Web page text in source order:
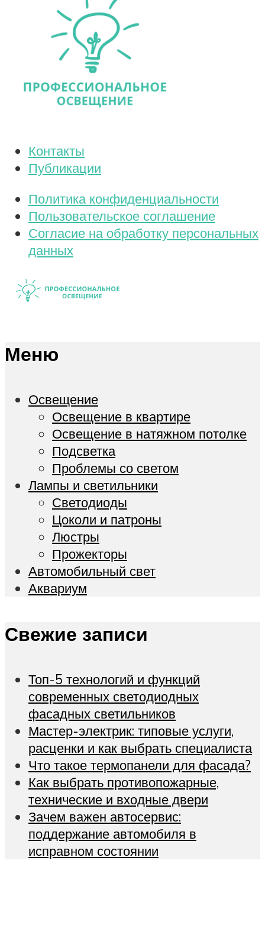
Контакты
Публикации
Политика конфиденциальности
Пользовательское соглашение
Согласие на обработку персональных
данных
Меню
Освещение
Освещение в квартире
Освещение в натяжном потолке
Подсветка
Проблемы со светом
Лампы и светильники
Светодиоды
Цоколи и патроны
Люстры
Прожекторы
Автомобильный свет
Аквариум
Свежие записи
Топ-5 технологий и функций
современных светодиодных
фасадных светильников
Мастер-электрик: типовые услуги,
расценки и как выбрать специалиста
Что такое термопанели для фасада?
Как выбрать противопожарные,
технические и входные двери
Зачем важен автосервис:
поддержание автомобиля в
исправном состоянии